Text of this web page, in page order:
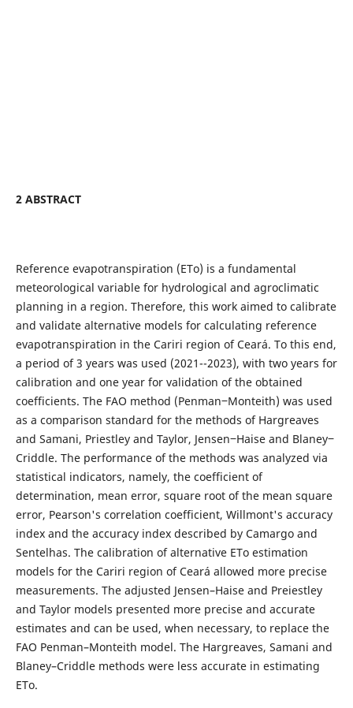
2 ABSTRACT
Reference evapotranspiration (ETo) is a fundamental
meteorological variable for hydrological and agroclimatic
planning in a region. Therefore, this work aimed to calibrate
and validate alternative models for calculating reference
evapotranspiration in the Cariri region of Ceará. To this end,
a period of 3 years was used (2021--2023), with two years for
calibration and one year for validation of the obtained
coefficients. The FAO method (Penman‒Monteith) was used
as a comparison standard for the methods of Hargreaves
and Samani, Priestley and Taylor, Jensen‒Haise and Blaney‒
Criddle. The performance of the methods was analyzed via
statistical indicators, namely, the coefficient of
determination, mean error, square root of the mean square
error, Pearson's correlation coefficient, Willmont's accuracy
index and the accuracy index described by Camargo and
Sentelhas. The calibration of alternative ETo estimation
models for the Cariri region of Ceará allowed more precise
measurements. The adjusted Jensen–Haise and Preiestley
and Taylor models presented more precise and accurate
estimates and can be used, when necessary, to replace the
FAO Penman–Monteith model. The Hargreaves, Samani and
Blaney–Criddle methods were less accurate in estimating
ETo.